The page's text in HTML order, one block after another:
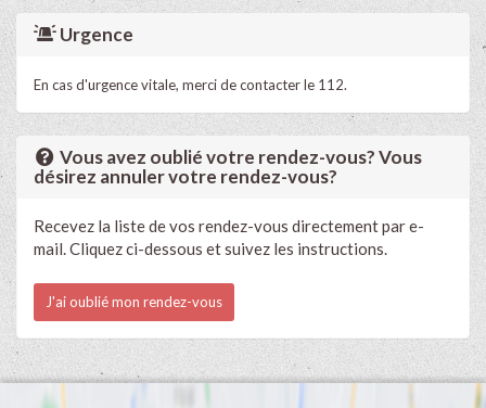
Urgence
En cas d'urgence vitale, merci de contacter le 112.
Vous avez oublié votre rendez-vous? Vous
désirez annuler votre rendez-vous?
Recevez la liste de vos rendez-vous directement par e-
mail. Cliquez ci-dessous et suivez les instructions.
J'ai oublié mon rendez-vous